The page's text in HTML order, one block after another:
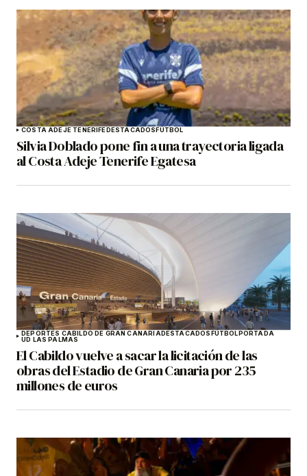
COSTA ADEJE TENERIFEDESTACADOSFÚTBOL
Silvia Doblado pone fin a una trayectoria ligada
al Costa Adeje Tenerife Egatesa
DEPORTES CABILDO DE GRAN CANARIADESTACADOSFÚTBOLPORTADA
UD LAS PALMAS
El Cabildo vuelve a sacar la licitación de las
obras del Estadio de Gran Canaria por 235
millones de euros